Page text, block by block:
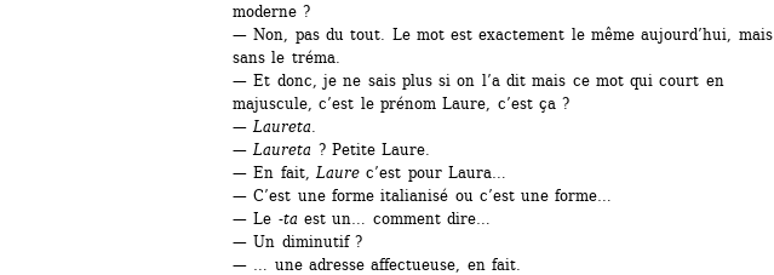
moderne ?
— Non, pas du tout. Le mot est exactement le même aujourd’hui, mais
sans le tréma.
— Et donc, je ne sais plus si on l’a dit mais ce mot qui court en
majuscule, c’est le prénom Laure, c’est ça ?
— Laureta
— Laureta ? Petite Laure.
— En fait, Laurec’est pour Laura…
— C’est une forme italianisé ou c’est une forme…
— Le -taest un… comment dire…
— Un diminutif ?
— … une adresse affectueuse, en fait.